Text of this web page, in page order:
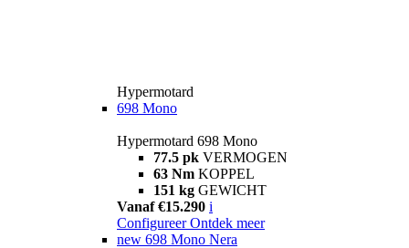
Hypermotard
698 Mono
Hypermotard 698 Mono
77.5 pk VERMOGEN
63 Nm KOPPEL
151 kg GEWICHT
Vanaf €15.290 i
Configureer Ontdek meer
new 698 Mono Nera